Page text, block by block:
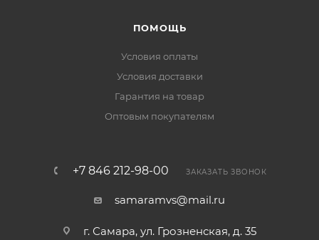
ПОМОЩЬ
Условия оплаты
Условия доставки
Гарантия на товар
Оптовым покупателям
+7 846 212-98-00 ЗАКАЗАТЬ ЗВОНОК
samaramvs@mail.ru
г. Самара, ул. Грозненская, д. 35